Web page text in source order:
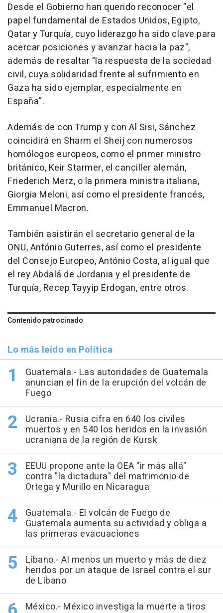
Desde el Gobierno han querido reconocer "el
papel fundamental de Estados Unidos, Egipto,
Qatar y Turquía, cuyo liderazgo ha sido clave para
acercar posiciones y avanzar hacia la paz",
además de resaltar "la respuesta de la sociedad
civil, cuya solidaridad frente al sufrimiento en
Gaza ha sido ejemplar, especialmente en
España".
Además de con Trump y con Al Sisi, Sánchez
coincidirá en Sharm el Sheij con numerosos
homólogos europeos, como el primer ministro
británico, Keir Starmer, el canciller alemán,
Friederich Merz, o la primera ministra italiana,
Giorgia Meloni, así como el presidente francés,
Emmanuel Macron.
También asistirán el secretario general de la
ONU, António Guterres, así como el presidente
del Consejo Europeo, António Costa, al igual que
el rey Abdalá de Jordania y el presidente de
Turquía, Recep Tayyip Erdogan, entre otros.
Contenido patrocinado
Lo más leído en Política
Guatemala.- Las autoridades de Guatemala
anuncian el fin de la erupción del volcán de
Fuego
Ucrania.- Rusia cifra en 640 los civiles
muertos y en 540 los heridos en la invasión
ucraniana de la región de Kursk
EEUU propone ante la OEA "ir más allá"
contra "la dictadura" del matrimonio de
Ortega y Murillo en Nicaragua
Guatemala.- El volcán de Fuego de
Guatemala aumenta su actividad y obliga a
las primeras evacuaciones
Líbano.- Al menos un muerto y más de diez
heridos por un ataque de Israel contra el sur
de Líbano
México.- México investiga la muerte a tiros